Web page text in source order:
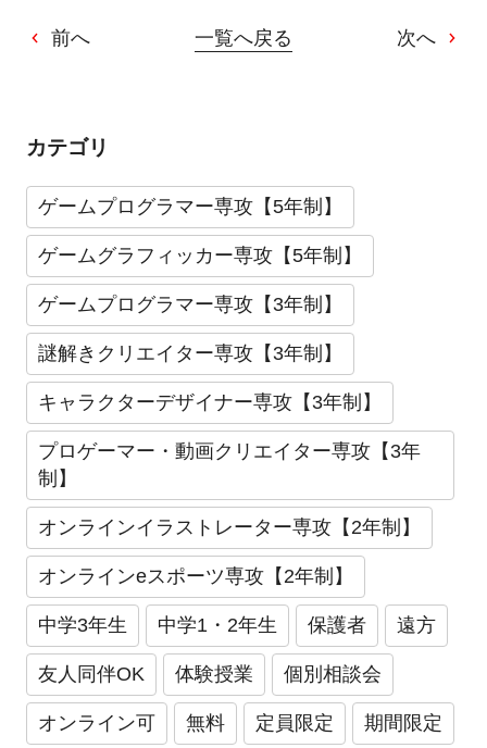
前へ 一覧へ戻る 次へ
カテゴリ
ゲームプログラマー専攻【5年制】
ゲームグラフィッカー専攻【5年制】
ゲームプログラマー専攻【3年制】
謎解きクリエイター専攻【3年制】
キャラクターデザイナー専攻【3年制】
プロゲーマー・動画クリエイター専攻【3年
制】
オンラインイラストレーター専攻【2年制】
オンラインeスポーツ専攻【2年制】
中学3年生 中学1・2年生 保護者 遠方
友人同伴OK 体験授業 個別相談会
オンライン可 無料 定員限定 期間限定